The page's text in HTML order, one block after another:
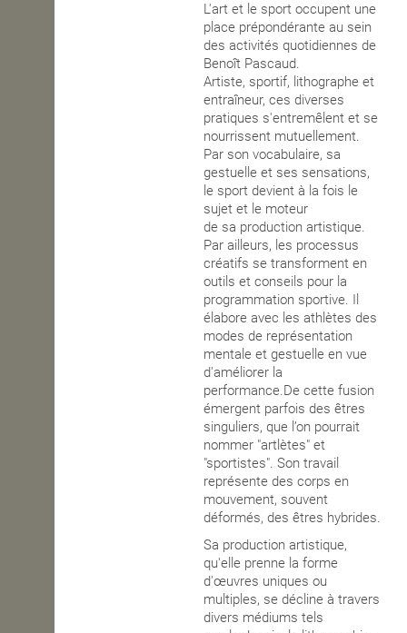
L'art et le sport occupent une
place prépondérante au sein
des activités quotidiennes de
Benoît Pascaud.
Artiste, sportif, lithographe et
entraîneur, ces diverses
pratiques s'entremêlent et se
nourrissent mutuellement.
Par son vocabulaire, sa
gestuelle et ses sensations,
le sport devient à la fois le
sujet et le moteur
de sa production artistique.
Par ailleurs, les processus
créatifs se transforment en
outils et conseils pour la
programmation sportive. Il
élabore avec les athlètes des
modes de représentation
mentale et gestuelle en vue
d'améliorer la
performance.De cette fusion
émergent parfois des êtres
singuliers, que l’on pourrait
nommer "artlètes" et
"sportistes". Son travail
représente des corps en
mouvement, souvent
déformés, des êtres hybrides.
Sa production artistique,
qu'elle prenne la forme
d'œuvres uniques ou
multiples, se décline à travers
divers médiums tels